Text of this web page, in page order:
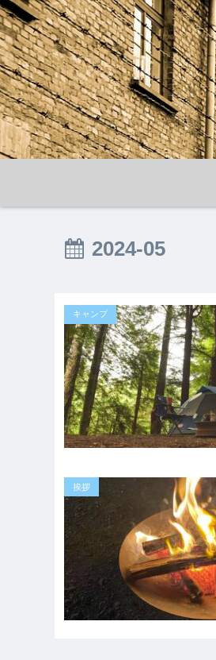
2024-05
キャンプ
挨拶